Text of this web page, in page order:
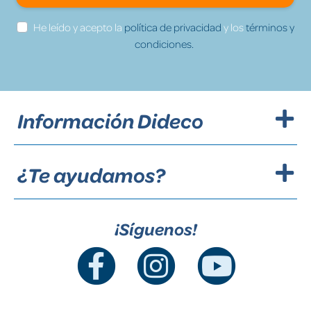
He leído y acepto la política de privacidad y lostérminos y
condiciones.
Información Dideco
¿Te ayudamos?
¡Síguenos!